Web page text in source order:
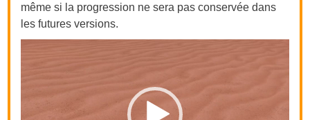
même si la progression ne sera pas conservée dans
les futures versions.